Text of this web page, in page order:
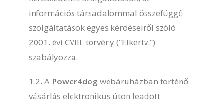
információs társadalommal összefüggő
szolgáltatások egyes kérdéseiről szóló
2001. évi CVIII. törvény (“Elkertv.”)
szabályozza.
1.2. A Power4dog webáruházban történő
vásárlás elektronikus úton leadott